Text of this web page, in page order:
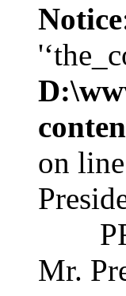
Notice
on line
Mr.